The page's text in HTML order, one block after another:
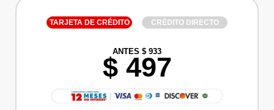
TARJETA DE CRÉDITO CRÉDITO DIRECTO
ANTES $ 933
$ 497